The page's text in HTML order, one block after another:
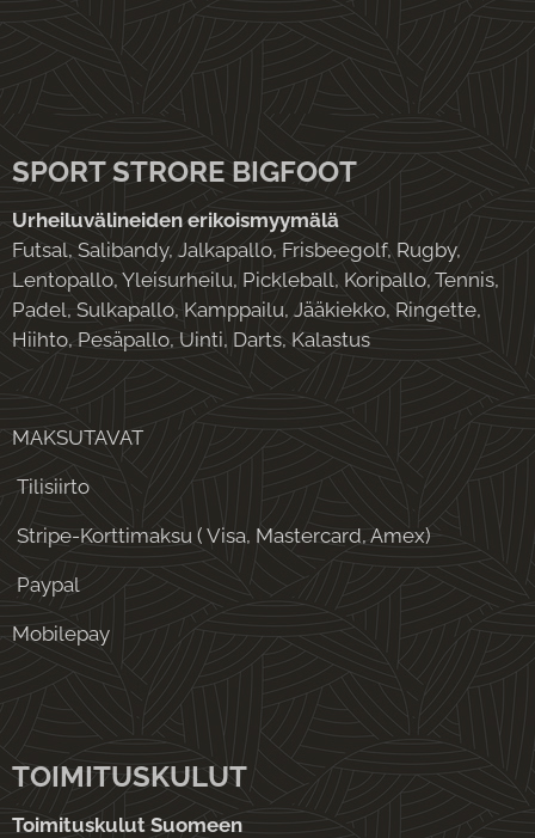
SPORT STRORE BIGFOOT
Urheiluvälineiden erikoismyymälä
Futsal, Salibandy, Jalkapallo, Frisbeegolf, Rugby,
Lentopallo, Yleisurheilu, Pickleball, Koripallo, Tennis,
Padel, Sulkapallo, Kamppailu, Jääkiekko, Ringette,
Hiihto, Pesäpallo, Uinti, Darts, Kalastus
MAKSUTAVAT
Tilisiirto
Stripe-Korttimaksu ( Visa, Mastercard, Amex)
Paypal
Mobilepay
TOIMITUSKULUT
Toimituskulut Suomeen